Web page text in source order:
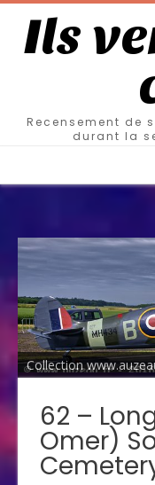
Ils
Recensement de
durant la
Collection
62 –
Omer)